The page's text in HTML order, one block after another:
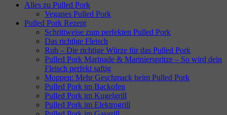
Alles zu Pulled Pork
Veganes Pulled Pork
Pulled Pork Rezept
Schrittweise zum perfekten Pulled Pork
Das richtige Fleisch
Rub – Die richtige Würze für das Pulled Pork
Pulled Pork Marinade & Marinierspritze – So wird dein
Fleisch perfekt saftig
Moppen: Mehr Geschmack beim Pulled Pork
Pulled Pork im Backofen
Pulled Pork im Kugelgrill
Pulled Pork im Elektrogrill